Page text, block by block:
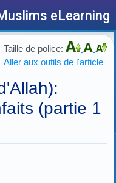
eLearning
Taille de police:
Aller aux outils de l'article
(partie 1